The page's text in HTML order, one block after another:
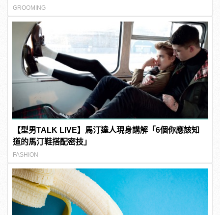
GROOMING
【型男TALK LIVE】馬汀達人現身講解「6個你應該知
道的馬汀鞋搭配密技」
FASHION